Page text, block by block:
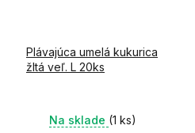
Plávajúca umelá kukurica
žltá veľ. L 20ks
Na sklade (1 ks)